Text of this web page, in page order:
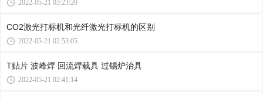
2022-05-21 03:23:20
CO2激光打标机和光纤激光打标机的区别
2022-05-21 02:53:05
T贴片 波峰焊 回流焊载具 过锡炉治具
2022-05-21 02:41:14